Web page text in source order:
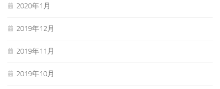
2020年1月
2019年12月
2019年11月
2019年10月